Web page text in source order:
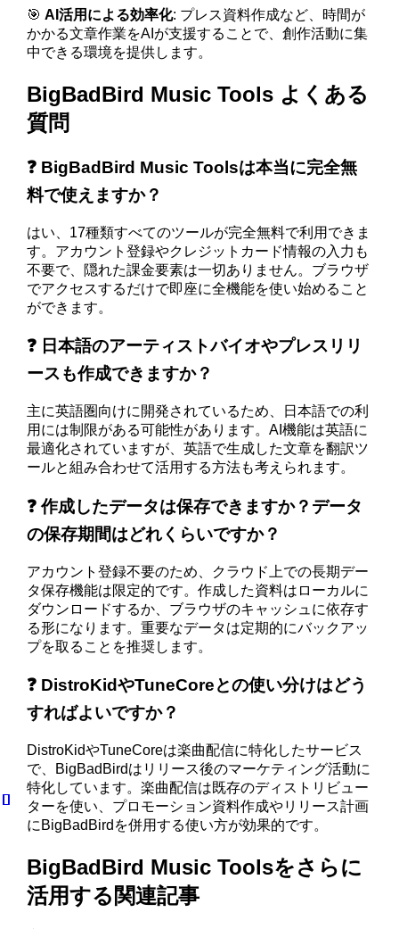
🎯AI活用による効率化: プレス資料作成など、時間が
かかる文章作業をAIが支援することで、創作活動に集
中できる環境を提供します。
BigBadBird Music Tools よくある
質問
❓ BigBadBird Music Toolsは本当に完全無
料で使えますか？
はい、17種類すべてのツールが完全無料で利用できま
す。アカウント登録やクレジットカード情報の入力も
不要で、隠れた課金要素は一切ありません。ブラウザ
でアクセスするだけで即座に全機能を使い始めること
ができます。
❓ 日本語のアーティストバイオやプレスリリ
ースも作成できますか？
主に英語圏向けに開発されているため、日本語での利
用には制限がある可能性があります。AI機能は英語に
最適化されていますが、英語で生成した文章を翻訳ツ
ールと組み合わせて活用する方法も考えられます。
❓ 作成したデータは保存できますか？データ
の保存期間はどれくらいですか？
アカウント登録不要のため、クラウド上での長期デー
タ保存機能は限定的です。作成した資料はローカルに
ダウンロードするか、ブラウザのキャッシュに依存す
る形になります。重要なデータは定期的にバックアッ
プを取ることを推奨します。
❓ DistroKidやTuneCoreとの使い分けはどう
すればよいですか？
DistroKidやTuneCoreは楽曲配信に特化したサービス
で、BigBadBirdはリリース後のマーケティング活動に
特化しています。楽曲配信は既存のディストリビュー
ターを使い、プロモーション資料作成やリリース計画
にBigBadBirdを併用する使い方が効果的です。
BigBadBird Music Toolsをさらに
活用する関連記事